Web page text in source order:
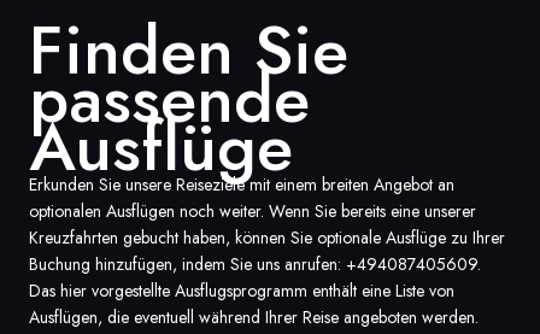
Deutschland
Australien
Vereinigtes Königreich (England, Schottland, Wales
und Nordirland)
USA
Deutschland
Schweiz
Frankreich
Finden Sie
passende
Ausflüge
Erkunden Sie unsere Reiseziele mit einem breiten Angebot an
optionalen Ausflügen noch weiter. Wenn Sie bereits eine unserer
Kreuzfahrten gebucht haben, können Sie optionale Ausflüge zu Ihrer
Buchung hinzufügen, indem Sie uns anrufen: +494087405609.
Das hier vorgestellte Ausflugsprogramm enthält eine Liste von
Ausflügen, die eventuell während Ihrer Reise angeboten werden.